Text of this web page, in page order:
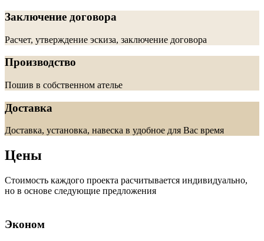
Заключение договора
Расчет, утверждение эскиза, заключение договора
Производство
Пошив в собственном ателье
Доставка
Доставка, установка, навеска в удобное для Вас время
Цены
Стоимость каждого проекта расчитывается индивидуально,
но в основе следующие предложения
Эконом